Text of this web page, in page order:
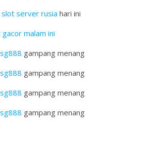
slot server rusia hari ini
malam ini
gampang menang
gampang menang
gampang menang
gampang menang